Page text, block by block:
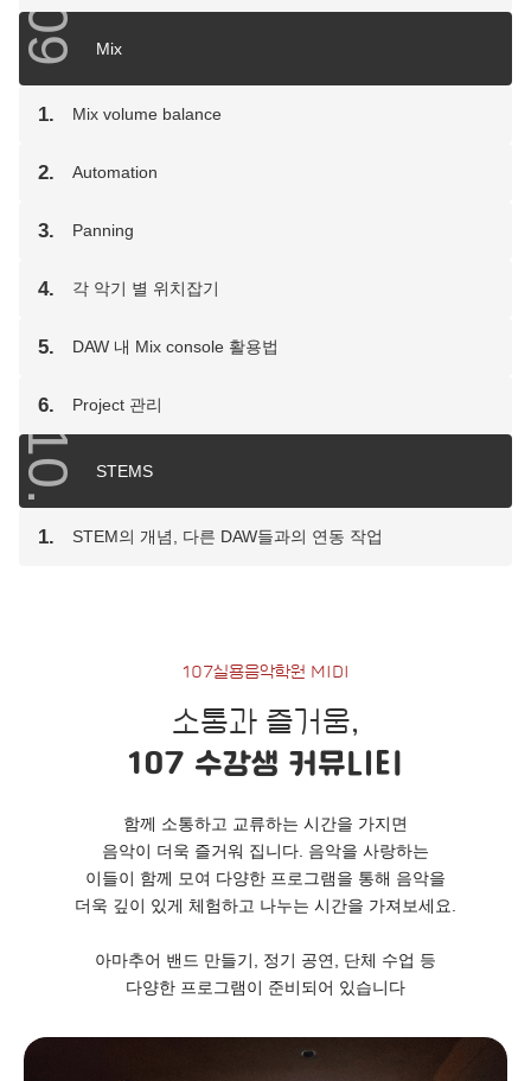
09 Mix
1. Mix volume balance
2. Automation
3. Panning
4. 각 악기 별 위치잡기
5. DAW 내 Mix console 활용법
6. Project 관리
10. STEMS
1. STEM의 개념, 다른 DAW들과의 연동 작업
107실용음악학원 MIDI
소통과 즐거움,
107 수강생 커뮤니티
함께 소통하고 교류하는 시간을 가지면
음악이 더욱 즐거워 집니다. 음악을 사랑하는
이들이 함께 모여 다양한 프로그램을 통해 음악을
더욱 깊이 있게 체험하고 나누는 시간을 가져보세요.
아마추어 밴드 만들기, 정기 공연, 단체 수업 등
다양한 프로그램이 준비되어 있습니다